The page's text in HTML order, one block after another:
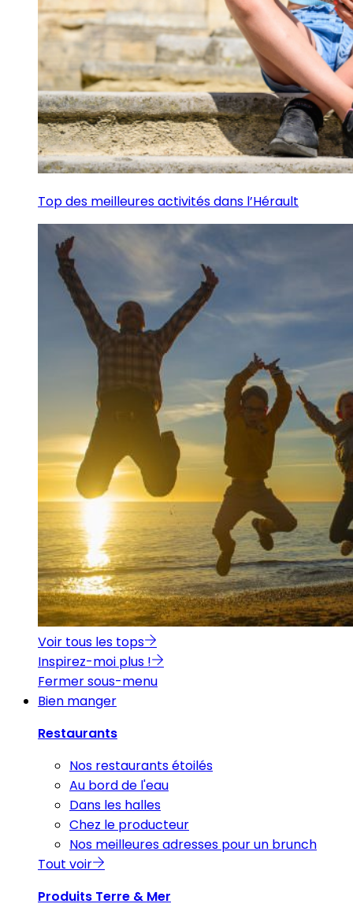
Top des meilleures activités dans l’Hérault
Voir tous les tops
Inspirez-moi plus !
Fermer sous-menu
Bien manger
Restaurants
Nos restaurants étoilés
Au bord de l'eau
Dans les halles
Chez le producteur
Nos meilleures adresses pour un brunch
Tout voir
Produits Terre & Mer